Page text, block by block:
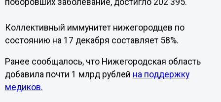
Коллективный иммунитет нижегородцев по
состоянию на 17 декабря составляет 58%.
Ранее сообщалось, что Нижегородская область
добавила почти 1 млрд рублей на поддержку
медиков.